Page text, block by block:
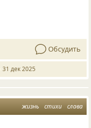
Обсудить
31 дек 2025
жизнь стихи слава